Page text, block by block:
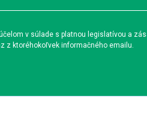
v súlade s platnou legislatívou a
z ktoréhokoľvek informačného emailu.